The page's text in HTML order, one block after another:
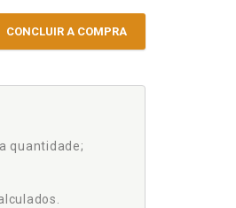
CONCLUIR A COMPRA
quantidade;